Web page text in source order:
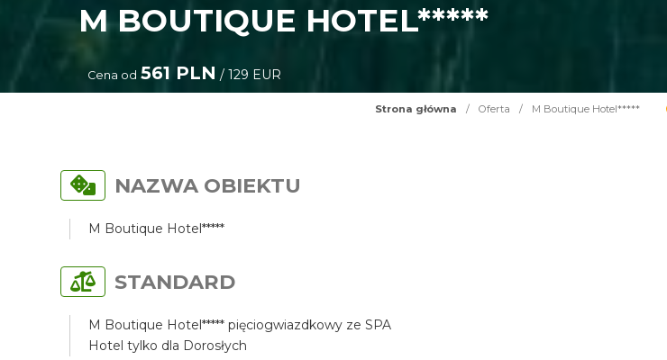
M BOUTIQUE HOTEL*****
Cena od 561 PLN / 129 EUR
Strona główna / Oferta / M Boutique Hotel*****
NAZWA OBIEKTU
M Boutique Hotel*****
STANDARD
M Boutique Hotel***** pięciogwiazdkowy ze SPA
Hotel tylko dla Dorosłych